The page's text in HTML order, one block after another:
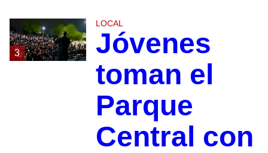
3
LOCAL
Jóvenes
toman el
Parque
Central con